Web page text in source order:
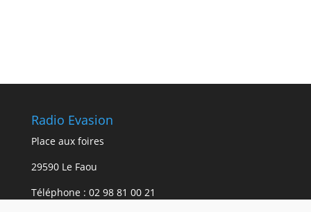
Radio Evasion
Place aux foires
29590 Le Faou
Téléphone : 02 98 81 00 21